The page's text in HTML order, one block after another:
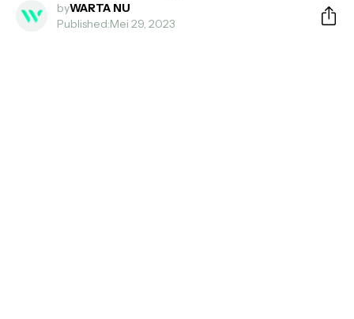
byWARTA NU
Published:Mei 29, 2023